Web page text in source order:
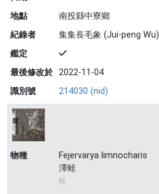
地點
南投縣中寮鄉
紀錄者
集集長毛象 (Jui-peng Wu)
鑑定
最後修改於 2022-11-04
識別號
214030 (nid)
物種
Fejervarya limnocharis
澤蛙
蛙